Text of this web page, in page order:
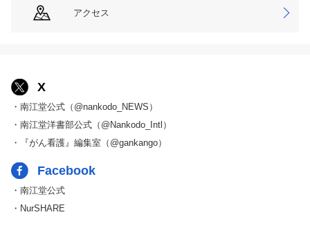
アクセス
X
・南江堂公式（@nankodo_NEWS）
・南江堂洋書部公式（@Nankodo_Intl）
・『がん看護』編集室（@gankango）
Facebook
・南江堂公式
・NurSHARE